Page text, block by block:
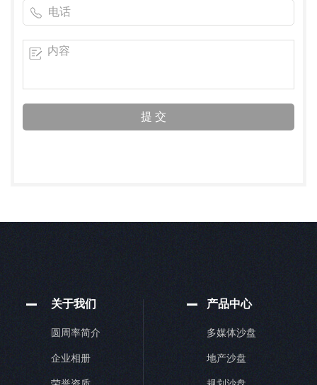
关于我们
圆周率简介
企业相册
产品中心
多媒体沙盘
地产沙盘